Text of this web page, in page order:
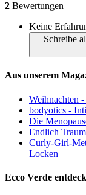
2 Bewertungen
Keine
Schreibe
Aus unserem
Weihnachten
bodyotics -
Die
Endlich
Curly-Girl-
Locken
Ecco Verde